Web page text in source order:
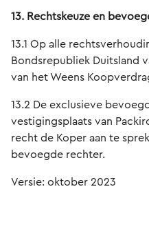
13. Rechtskeuze en
13.1 Op alle
Bondsrepubliek Duitsland
van het Weens
13.2 De exclusieve
vestigingsplaats van
recht de Koper aan te
bevoegde rechter.
Versie: oktober 2023